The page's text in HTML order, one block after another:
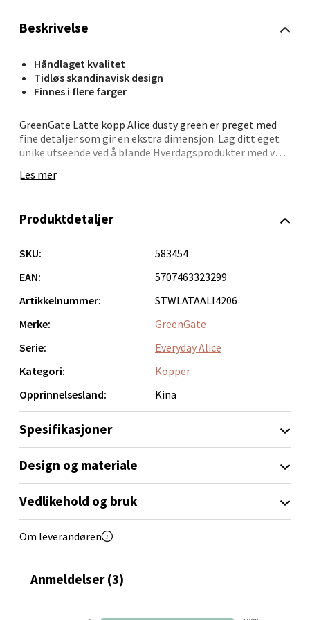
Beskrivelse
Håndlaget kvalitet
Tidløs skandinavisk design
Finnes i flere farger
GreenGate Latte kopp Alice dusty green er preget med
fine detaljer som gir en ekstra dimensjon. Lag ditt eget
unike utseende ved å blande Hverdagsprodukter med våre
Les mer
Produktdetaljer
SKU:
583454
EAN:
5707463323299
Artikkelnummer:
STWLATAALI4206
Merke:
GreenGate
Serie:
Everyday Alice
Kategori:
Kopper
Opprinnelsesland:
Kina
Spesifikasjoner
Design og materiale
Vedlikehold og bruk
Om leverandøren
Anmeldelser (3)
Sandvika - Thon Senter Sandvika
Brodtkorbsgate 7, 1338 Sandvika
Åpent i dag 10-21
0 i butikk
Velg
Sartorvegen 12, 5353 Straume
Trondheim - Sirkus Shopping
Falkenborgveien 5, 7044 Trondheim
Åpent i dag 09-21